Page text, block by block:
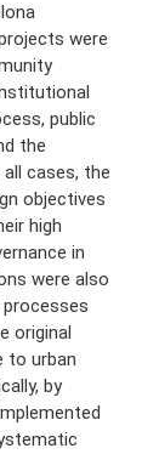
were
public
the
cases, the
objectives
high
in
were also
original
to urban
by